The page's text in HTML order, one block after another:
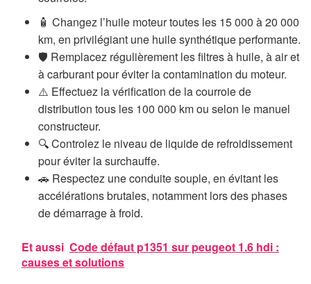
🧴 Changez l’huile moteur toutes les 15 000 à 20 000
km, en privilégiant une huile synthétique performante.
🛡️ Remplacez régulièrement les filtres à huile, à air et
à carburant pour éviter la contamination du moteur.
⚠️ Effectuez la vérification de la courroie de
distribution tous les 100 000 km ou selon le manuel
constructeur.
🔍 Controlez le niveau de liquide de refroidissement
pour éviter la surchauffe.
🚗 Respectez une conduite souple, en évitant les
accélérations brutales, notamment lors des phases
de démarrage à froid.
Et aussi Code défaut p1351 sur peugeot 1.6 hdi :
causes et solutions